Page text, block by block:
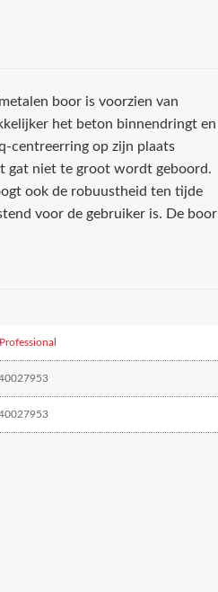
boor is voorzien van
het beton binnendringt en
centreerring op zijn plaats
gat niet te groot wordt geboord.
ook de robuustheid ten tijde
voor de gebruiker is. De boor